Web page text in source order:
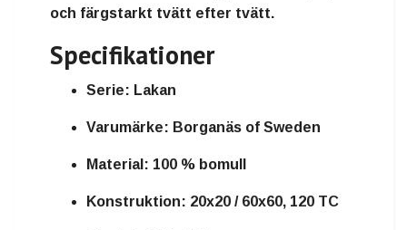
och färgstarkt tvätt efter tvätt.
Specifikationer
Serie: Lakan
Varumärke: Borganäs of Sweden
Material: 100 % bomull
Konstruktion: 20x20 / 60x60, 120 TC